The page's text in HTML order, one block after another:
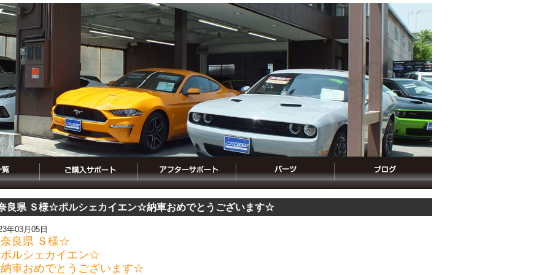
良県 Ｓ様☆ポルシェカイエン☆納車おめでとうございます☆
年03月05日
良県 Ｓ様☆
ルシェカイエン☆
車おめでとうございます☆